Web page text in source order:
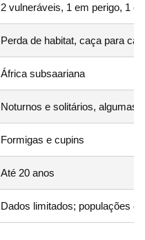
2 vulneráveis, 1 em perigo, 1
Perda de habitat, caça para
África subsaariana
Noturnos e solitários, algumas
Formigas e cupins
Até 20 anos
Dados limitados; populações